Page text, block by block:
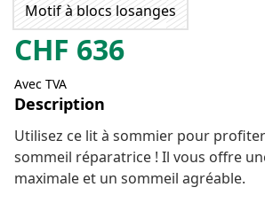
Motif à blocs losanges
CHF 636
Avec TVA
Description
Utilisez ce lit à sommier pour
sommeil réparatrice ! Il vous offre
maximale et un sommeil agréable.